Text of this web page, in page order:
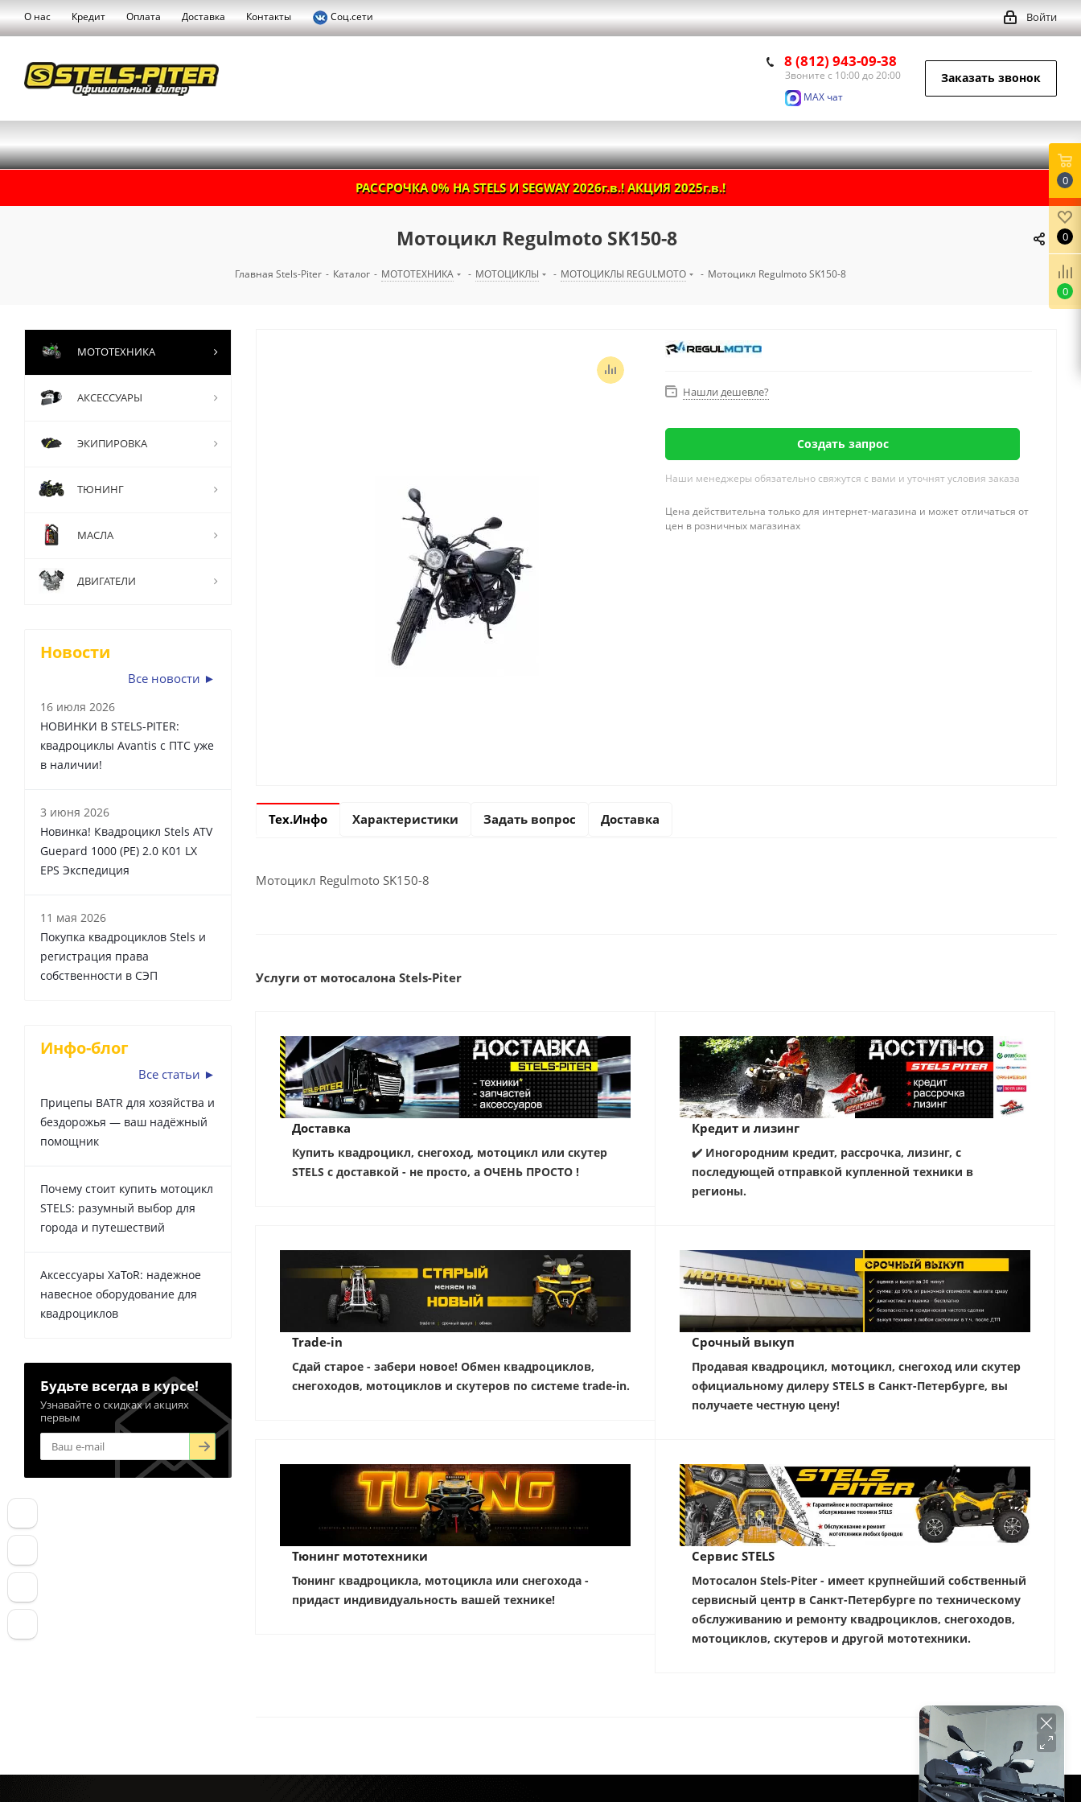
О нас Кредит Оплата Доставка Контакты Соц.сети Войти
8 (812) 943-09-38
Звоните с 10:00 до 20:00
MAX чат
Заказать звонок
РАССРОЧКА 0% НА STELS И SEGWAY 2026г.в.! АКЦИЯ 2025г.в.!
Мотоцикл Regulmoto SK150-8
Главная Stels-Piter - Каталог - МОТОТЕХНИКА - МОТОЦИКЛЫ - МОТОЦИКЛЫ REGULMOTO - Мотоцикл Regulmoto SK150-8
Нашли дешевле?
Создать запрос
Наши менеджеры обязательно свяжутся с вами и уточнят условия заказа
Цена действительна только для интернет-магазина и может отличаться от
цен в розничных магазинах
Тех.Инфо Характеристики Задать вопрос Доставка
Мотоцикл Regulmoto SK150-8
Услуги от мотосалона Stels-Piter
Доставка
Купить квадроцикл, снегоход, мотоцикл или скутер
STELS с доставкой - не просто, а ОЧЕНЬ ПРОСТО !
Кредит и лизинг
✔️ Иногородним кредит, рассрочка, лизинг, с
последующей отправкой купленной техники в
регионы.
Trade-in
Сдай старое - забери новое! Обмен квадроциклов,
снегоходов, мотоциклов и скутеров по системе trade-in.
Срочный выкуп
Продавая квадроцикл, мотоцикл, снегоход или скутер
официальному дилеру STELS в Санкт-Петербурге, вы
получаете честную цену!
Тюнинг мототехники
Тюнинг квадроцикла, мотоцикла или снегохода -
придаст индивидуальность вашей технике!
Сервис STELS
Мотосалон Stels-Piter - имеет крупнейший собственный
сервисный центр в Санкт-Петербурге по техническому
обслуживанию и ремонту квадроциклов, снегоходов,
мотоциклов, скутеров и другой мототехники.
МОТОТЕХНИКА
АКСЕССУАРЫ
ЭКИПИРОВКА
ТЮНИНГ
МАСЛА
ДВИГАТЕЛИ
Новости
Все новости ►
16 июля 2026
НОВИНКИ В STELS-PITER:
квадроциклы Avantis с ПТС уже
в наличии!
3 июня 2026
Новинка! Квадроцикл Stels ATV
Guepard 1000 (PE) 2.0 K01 LX
EPS Экспедиция
11 мая 2026
Покупка квадроциклов Stels и
регистрация права
собственности в СЭП
Инфо-блог
Все статьи ►
Прицепы BATR для хозяйства и
бездорожья — ваш надёжный
помощник
Почему стоит купить мотоцикл
STELS: разумный выбор для
города и путешествий
Аксессуары XaToR: надежное
навесное оборудование для
квадроциклов
Будьте всегда в курсе!
Узнавайте о скидках и акциях
первым
0
0
0